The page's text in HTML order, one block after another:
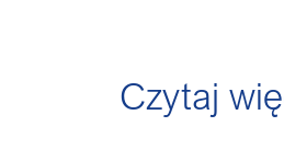
Czytaj